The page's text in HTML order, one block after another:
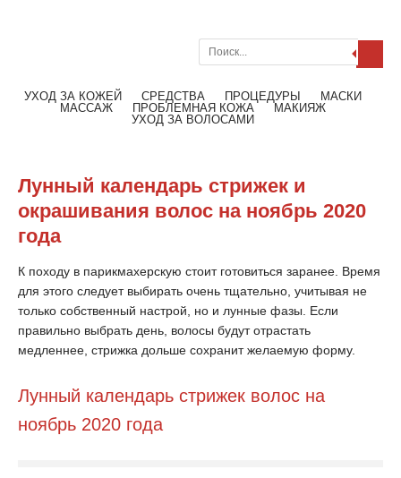
УХОД ЗА КОЖЕЙ СРЕДСТВА ПРОЦЕДУРЫ
МАСКИ
МАССАЖ
ПРОБЛЕМНАЯ КОЖА
МАКИЯЖ
УХОД ЗА ВОЛОСАМИ
Лунный календарь стрижек и
окрашивания волос на ноябрь 2020
года
К походу в парикмахерскую стоит готовиться заранее. Время
для этого следует выбирать очень тщательно, учитывая не
только собственный настрой, но и лунные фазы. Если
правильно выбрать день, волосы будут отрастать
медленнее, стрижка дольше сохранит желаемую форму.
Лунный календарь стрижек волос на
ноябрь 2020 года